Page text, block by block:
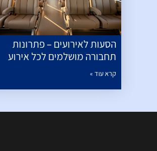
הסעות לאירועים – פתרונות
תחבורה מושלמים לכל אירוע
קרא עוד »